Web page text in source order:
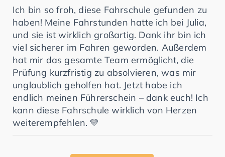
Ich bin so froh, diese Fahrschule gefunden zu
haben! Meine Fahrstunden hatte ich bei Julia,
und sie ist wirklich großartig. Dank ihr bin ich
viel sicherer im Fahren geworden. Außerdem
hat mir das gesamte Team ermöglicht, die
Prüfung kurzfristig zu absolvieren, was mir
unglaublich geholfen hat. Jetzt habe ich
endlich meinen Führerschein – dank euch! Ich
kann diese Fahrschule wirklich von Herzen
weiterempfehlen. 💛